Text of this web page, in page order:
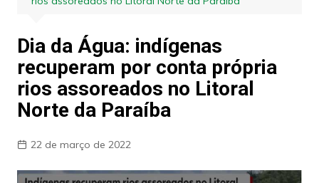
Dia da Água: indígenas
recuperam por conta própria
rios assoreados no Litoral
Norte da Paraíba
22 de março de 2022